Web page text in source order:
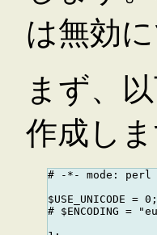
は無効
まず、
作成しま
# -*- mode:
$USE_UNICODE = 0;
# $ENCODING =